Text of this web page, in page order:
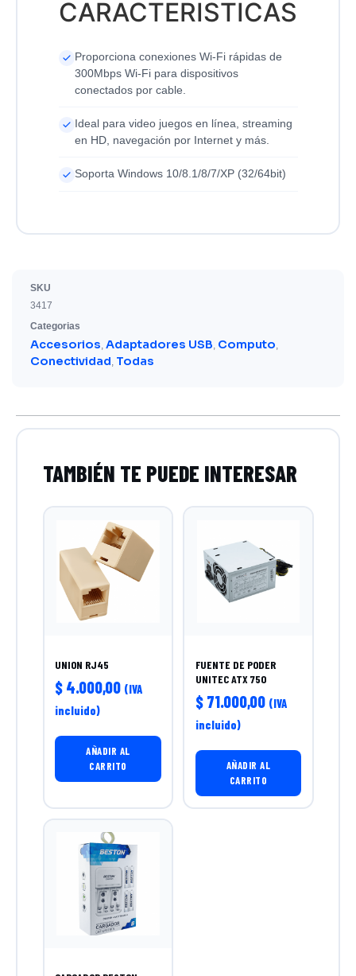
CARACTERISTICAS
Proporciona conexiones Wi-Fi rápidas de
300Mbps Wi-Fi para dispositivos
conectados por cable.
Ideal para video juegos en línea, streaming
en HD, navegación por Internet y más.
Soporta Windows 10/8.1/8/7/XP (32/64bit)
SKU
3417
Categorias
Accesorios Adaptadores USB Computo
Conectividad Todas
UNION RJ45
$ 4.000,00 (IVA
incluido)
AÑADIR AL
CARRITO
FUENTE DE PODER
UNITEC ATX 750
$71.000,00 (IVA
incluido)
AÑADIR AL
CARRITO